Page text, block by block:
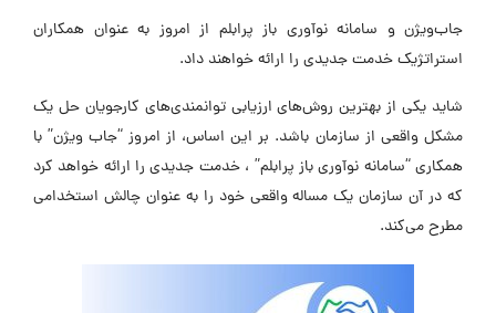
جاب‌ویژن و سامانه نوآوری باز پرابلم از امروز به عنوان همکاران
استراتژیک خدمت جدیدی را ارائه خواهند داد.
شاید یکی از بهترین روش‌های ارزیابی توانمندی‌های کارجویان حل یک
مشکل واقعی از سازمان باشد. بر این اساس، از امروز “جاب ویژن” با
همکاری “سامانه نوآوری باز پرابلم” ، خدمت جدیدی را ارائه خواهد کرد
که در آن سازمان یک مساله واقعی خود را به عنوان چالش استخدامی
مطرح می‌کند.